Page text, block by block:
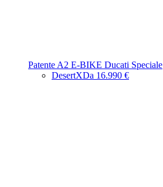
Patente A2 E-BIKE Ducati Speciale
DesertXDa 16.990 €